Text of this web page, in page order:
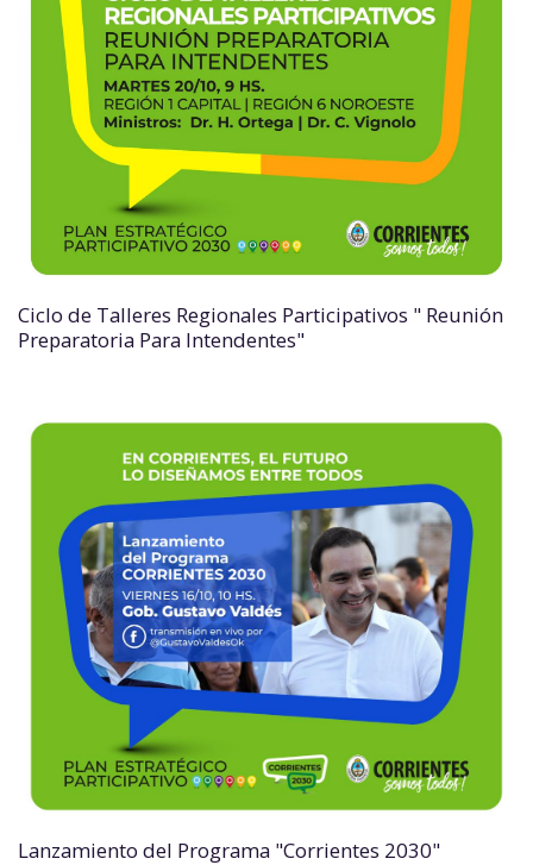
Ciclo de Talleres Regionales Participativos " Reunión
Preparatoria Para Intendentes"
Lanzamiento del Programa "Corrientes 2030"